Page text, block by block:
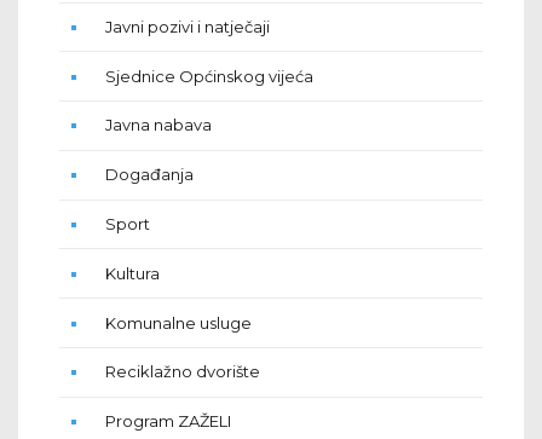
Javni pozivi i natječaji
Sjednice Općinskog vijeća
Javna nabava
Događanja
Sport
Kultura
Komunalne usluge
Reciklažno dvorište
Program ZAŽELI